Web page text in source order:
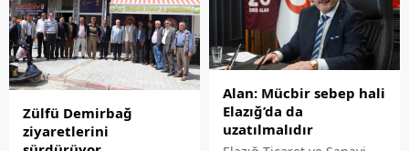
Zülfü Demirbağ
ziyaretlerini
Alan: Mücbir sebep hali
Elazığ’da da
uzatılmalıdır